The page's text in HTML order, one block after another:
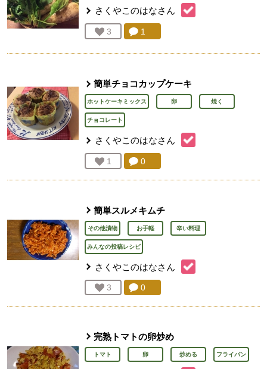
さくやこのはなさん
お気に入り登録：
3 人が登録コメント：
1
簡単チョコカップケーキ
ホットケーキミックス 卵 焼く
チョコレート
さくやこのはなさん
お気に入り登録：
1 人が登録コメント：
0
簡単スルメキムチ
その他漬物 お手軽 辛い料理
みんなの投稿レシピ
さくやこのはなさん
お気に入り登録：
3 人が登録コメント：
0
完熟トマトの卵炒め
トマト 卵 炒める フライパン